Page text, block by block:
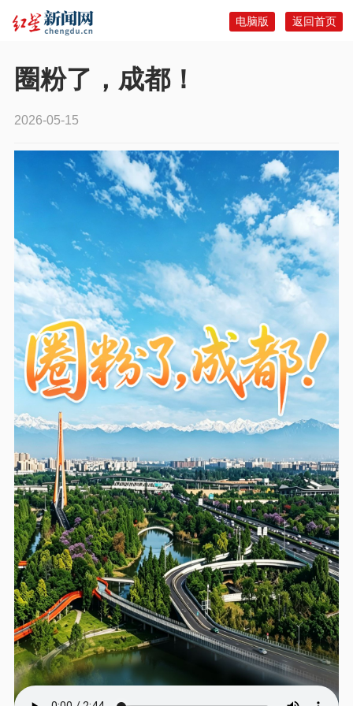
返回首页
电脑版
圈粉了，成都！
2026-05-15